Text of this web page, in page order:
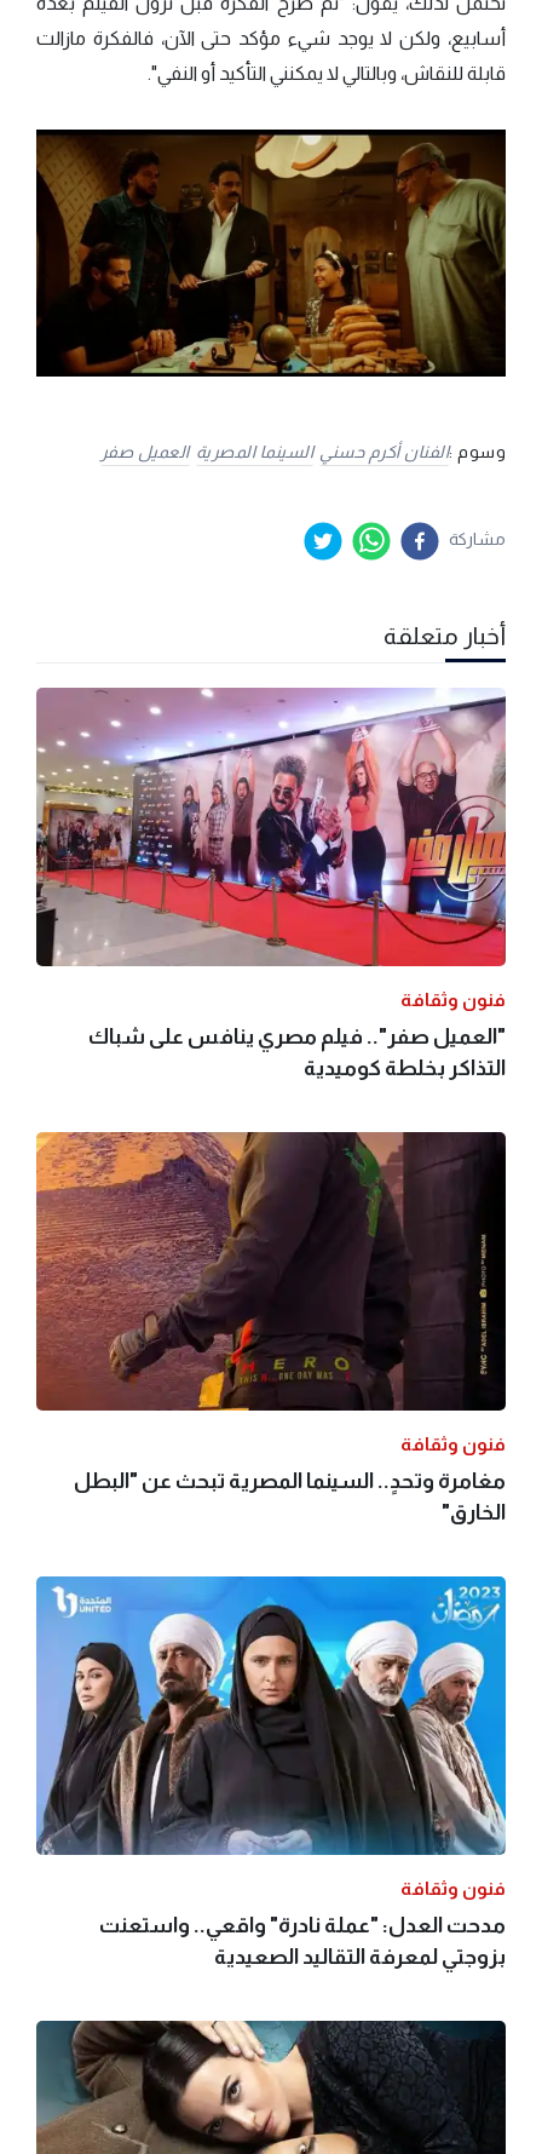
أسابيع، ولكن لا يوجد شيء مؤكد حتى الآن، فالفكرة مازالت
قابلة للنقاش، وبالتالي لا يمكنني التأكيد أو النفي".
وسوم :الفنان أكرم حسني السينما المصرية العميل صفر
مشاركة
أخبار متعلقة
فنون وثقافة
"العميل صفر".. فيلم مصري ينافس على شباك
التذاكر بخلطة كوميدية
فنون وثقافة
مغامرة وتحدٍ.. السينما المصرية تبحث عن "البطل
الخارق"
فنون وثقافة
مدحت العدل: "عملة نادرة" واقعي.. واستعنت
بزوجتي لمعرفة التقاليد الصعيدية